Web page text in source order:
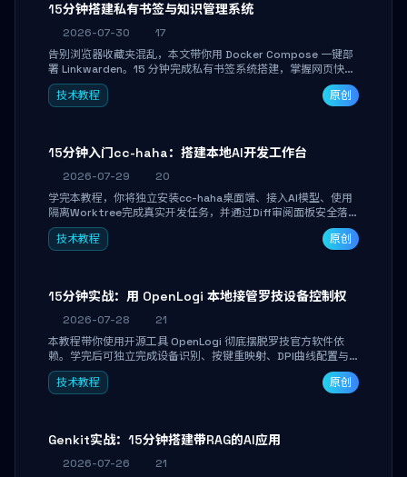
15分钟搭建私有书签与知识管理系统
2026-07-30
17
告别浏览器收藏夹混乱，本文带你用 Docker Compose 一键部
署 Linkwarden。15 分钟完成私有书签系统搭建，掌握网页快照
归档、高亮批注、分类管理与全文搜索。适合开发者与知识工作
者打造个人知识库，资料统一归档，随时检索。
技术教程 原创
15分钟入门cc-haha：搭建本地AI开发工作台
2026-07-29
20
学完本教程，你将独立安装cc-haha桌面端、接入AI模型、使用
隔离Worktree完成真实开发任务，并通过Diff审阅面板安全落地
AI代码改写。告别终端黑盒操作，让AI在沙箱环境中工作，你只
做审阅和决策。
技术教程 原创
15分钟实战：用 OpenLogi 本地接管罗技设备控制权
2026-07-28
21
本教程带你使用开源工具 OpenLogi 彻底摆脱罗技官方软件依
赖。学完后可独立完成设备识别、按键重映射、DPI曲线配置与
SmartShift调节，实现完全离线控制，保护隐私并释放硬件性
能。
技术教程 原创
Genkit实战：15分钟搭建带RAG的AI应用
2026-07-26
21